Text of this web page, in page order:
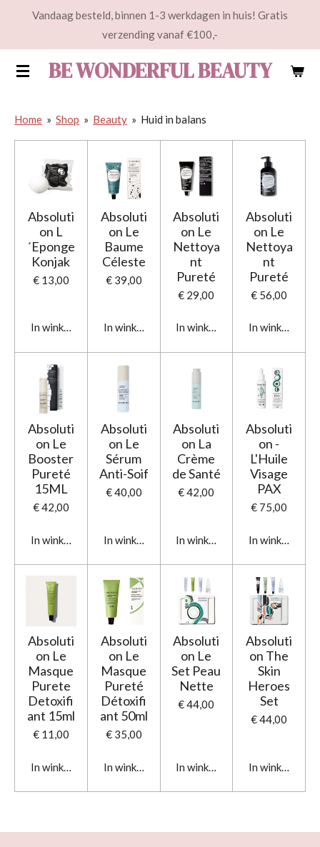
de
BE WONDERFUL BEAUTY
Vandaag besteld, binnen 1-3 werkdagen in huis! Gratis
verzending vanaf €100,-
Home » Shop » Beauty » Huid in balans
Absoluti
on L
´Eponge
Konjak
€ 13,00
In winkelwagen
Absoluti
on Le
Baume
Céleste
€ 39,00
In winkelwagen
Absoluti
on Le
Nettoya
nt
Pureté
€ 29,00
In winkelwagen
Absoluti
on Le
Nettoya
nt
Pureté
€ 56,00
In
Absoluti
on Le
Booster
Pureté
15ML
€ 42,00
In winkelwagen
Absoluti
on Le
Sérum
Anti-Soif
€ 40,00
In winkelwagen
Absoluti
on La
Crème
de Santé
€ 42,00
In winkelwagen
Absoluti
on -
L'Huile
Visage
PAX
€ 75,00
In
Absoluti
on Le
Masque
Purete
Detoxifi
ant 15ml
€ 11,00
In winkelwagen
Absoluti
on Le
Masque
Pureté
Détoxifi
ant 50ml
€ 35,00
In winkelwagen
Absoluti
on Le
Set Peau
Nette
€ 44,00
In winkelwagen
Absoluti
on The
Skin
Heroes
Set
€ 44,00
In